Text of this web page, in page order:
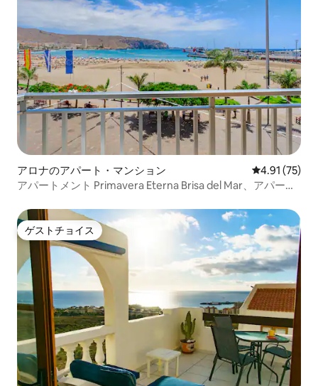
アロナのアパート・マンション レビュー75
4.91 (75)
アパートメント Primavera Eterna Brisa del Mar、アパート
ゲストチョイス
ゲストチョイス